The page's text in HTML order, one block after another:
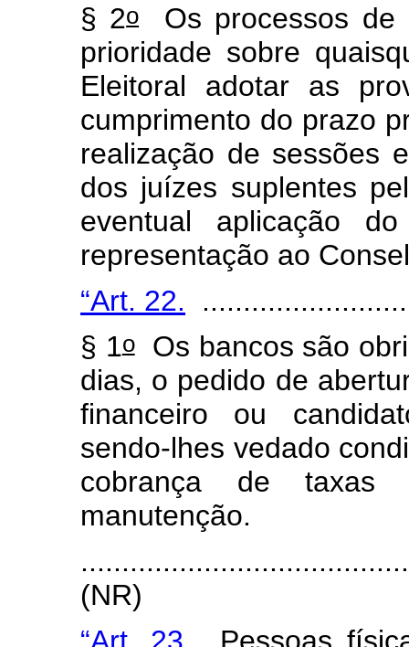
§ 2oOs processos de
prioridade sobre
Eleitoral adotar as
cumprimento do prazo
realização de sessões
dos juízes suplentes
eventual aplicação
representação ao
“Art. 22.
§ 1oOs bancos são
dias, o pedido de
financeiro ou
sendo-lhes vedado
cobrança de taxas
manutenção.
(NR)